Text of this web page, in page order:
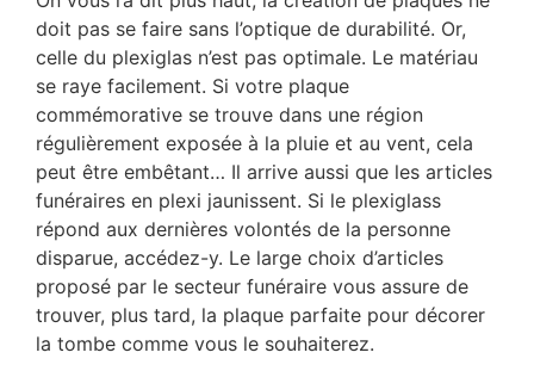
doit pas se faire sans l’optique de durabilité. Or,
celle du plexiglas n’est pas optimale. Le matériau
se raye facilement. Si votre plaque
commémorative se trouve dans une région
régulièrement exposée à la pluie et au vent, cela
peut être embêtant… Il arrive aussi que les articles
funéraires en plexi jaunissent. Si le plexiglass
répond aux dernières volontés de la personne
disparue, accédez-y. Le large choix d’articles
proposé par le secteur funéraire vous assure de
trouver, plus tard, la plaque parfaite pour décorer
la tombe comme vous le souhaiterez.